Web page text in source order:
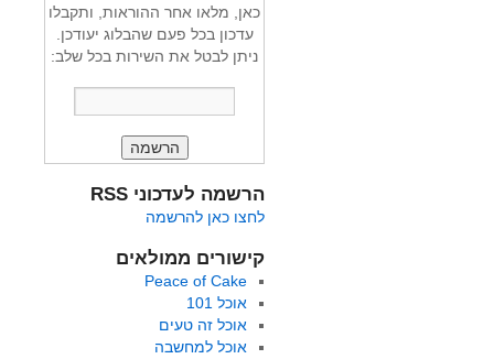
כאן, מלאו אחר ההוראות, ותקבלו
עדכון בכל פעם שהבלוג יעודכן.
ניתן לבטל את השירות בכל שלב:
הרשמה לעדכוני RSS
לחצו כאן להרשמה
קישורים ממולאים
Peace of Cake
אוכל 101
אוכל זה טעים
אוכל למחשבה